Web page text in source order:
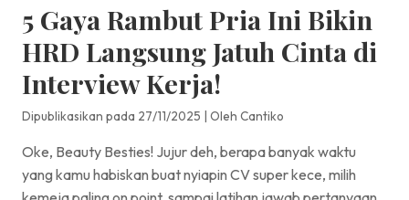
5 Gaya Rambut Pria Ini Bikin
HRD Langsung Jatuh Cinta di
Interview Kerja!
Dipublikasikan pada 27/11/2025 | Oleh Cantiko
Oke, Beauty Besties! Jujur deh, berapa banyak waktu
yang kamu habiskan buat nyiapin CV super kece, milih